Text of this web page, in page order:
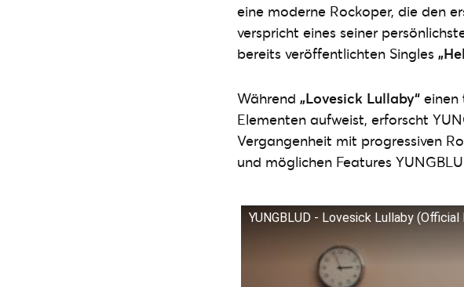
eine moderne Rockoper, die den
verspricht eines seiner
bereits veröffentlichten Singles
Während „Lovesick Lullaby“ einen
Elementen aufweist, erforscht
Vergangenheit mit progressiven
und möglichen Features
YUNGBLUD - Lovesick Lullaby